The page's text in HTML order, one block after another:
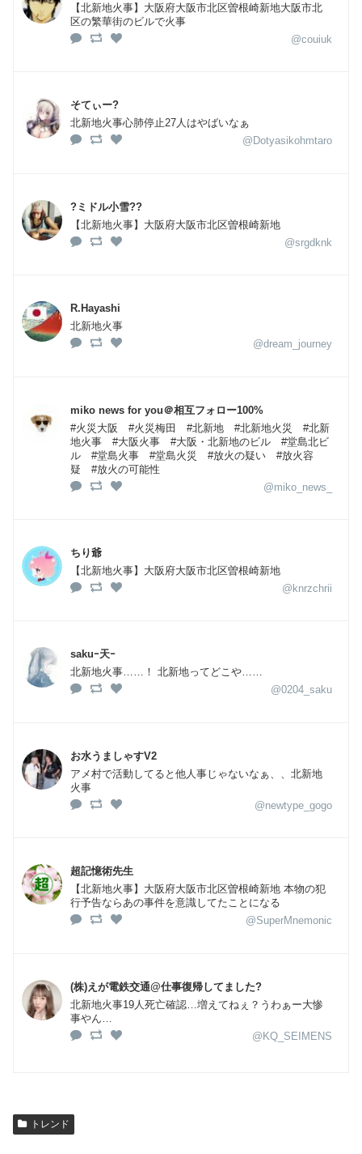
【北新地火事】大阪府大阪市北区曽根崎新地大阪市北
区の繁華街のビルで火事
@couiuk
そてぃー?
北新地火事心肺停止27人はやばいなぁ
@Dotyasikohmtaro
?ミドル小雪??
【北新地火事】大阪府大阪市北区曽根崎新地
@srgdknk
R.Hayashi
北新地火事
@dream_journey
miko news for you＠相互フォロー100%
#火災大阪 #火災梅田 #北新地 #北新地火災 #北新
地火事 #大阪火事 #大阪・北新地のビル #堂島北ビ
ル #堂島火事 #堂島火災 #放火の疑い #放火容
疑 #放火の可能性
@miko_news_
ちり爺
【北新地火事】大阪府大阪市北区曽根崎新地
@knrzchrii
sakuｰ天ｰ
北新地火事……！ 北新地ってどこや……
@0204_saku
お水うましゃすV2
アメ村で活動してると他人事じゃないなぁ、、北新地
火事
@newtype_gogo
超記憶術先生
【北新地火事】大阪府大阪市北区曽根崎新地 本物の犯
行予告ならあの事件を意識してたことになる
@SuperMnemonic
(株)えが電鉄交通@仕事復帰してました?
北新地火事19人死亡確認…増えてねぇ？うわぁー大惨
事やん…
@KQ_SEIMENS
トレンド